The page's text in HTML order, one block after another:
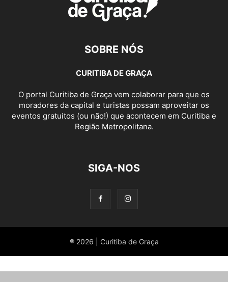
SOBRE NÓS
CURITIBA DE GRAÇA
O portal Curitiba de Graça vem colaborar para que os
moradores da capital e turistas possam aproveitar os
eventos gratuitos (ou não!) que acontecem em Curitiba e
Região Metropolitana.
SIGA-NOS
® 2026 | Curitiba de Graça